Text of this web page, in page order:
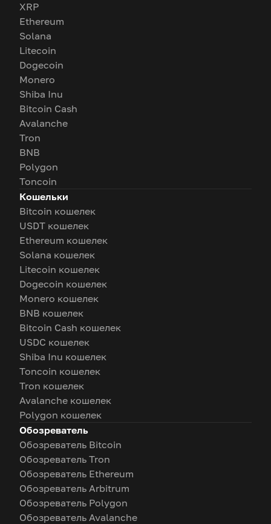
XRP
Ethereum
Solana
Litecoin
Dogecoin
Monero
Shiba Inu
Bitcoin Cash
Avalanche
Tron
BNB
Polygon
Toncoin
Кошельки
Bitcoin кошелек
USDT кошелек
Ethereum кошелек
Solana кошелек
Litecoin кошелек
Dogecoin кошелек
Monero кошелек
BNB кошелек
Bitcoin Cash кошелек
USDC кошелек
Shiba Inu кошелек
Toncoin кошелек
Tron кошелек
Avalanche кошелек
Polygon кошелек
Обозреватель
Обозреватель Bitcoin
Обозреватель Tron
Обозреватель Ethereum
Обозреватель Arbitrum
Обозреватель Polygon
Обозреватель Avalanche